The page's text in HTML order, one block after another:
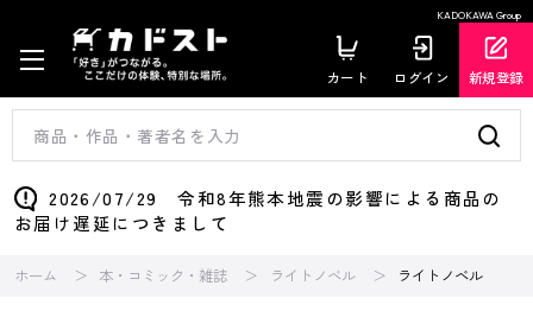
KADOKAWA Group
カート ログイン 新規登録
2026/07/29 令和8年熊本地震の影響による商品の
お届け遅延につきまして
ホーム 本・コミック・雑誌 ライトノベル ライトノベル